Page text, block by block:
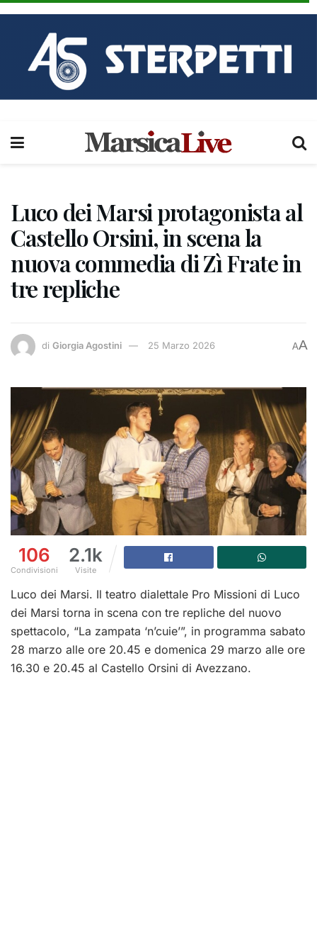
Luco dei Marsi protagonista al
Castello Orsini, in scena la
nuova commedia di Zì Frate in
tre repliche
di Giorgia Agostini 25 Marzo 2026 AA
106
Condivisioni
2.1k
Visite
Luco dei Marsi. Il teatro dialettale Pro Missioni di Luco
dei Marsi torna in scena con tre repliche del nuovo
spettacolo, “La zampata ‘n’cuie’”, in programma sabato
28 marzo alle ore 20.45 e domenica 29 marzo alle ore
16.30 e 20.45 al Castello Orsini di Avezzano.